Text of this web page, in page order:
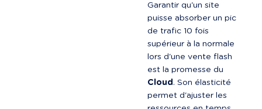
Garantir qu'un site
puisse absorber un pic
de trafic 10 fois
supérieur à la normale
lors d'une vente flash
est la promesse du
Cloud. Son élasticité
permet d'ajuster les